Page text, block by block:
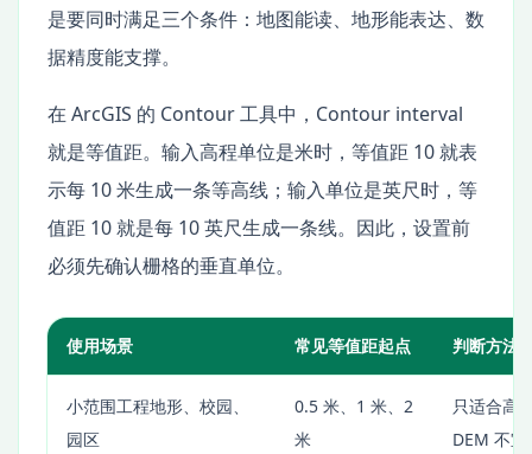
是要同时满足三个条件：地图能读、地形能表达、数
据精度能支撑。
在 ArcGIS 的 Contour 工具中，Contour interval
就是等值距。输入高程单位是米时，等值距 10 就表
示每 10 米生成一条等高线；输入单位是英尺时，等
值距 10 就是每 10 英尺生成一条线。因此，设置前
必须先确认栅格的垂直单位。
使用场景 常见等值距起点 判断方法
小范围工程地形、校园、
园区
0.5 米、1 米、2
米
只适合高
DEM 不